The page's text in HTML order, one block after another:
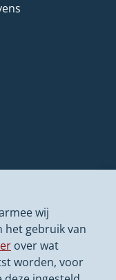
wij
het gebruik van
over wat
worden, voor